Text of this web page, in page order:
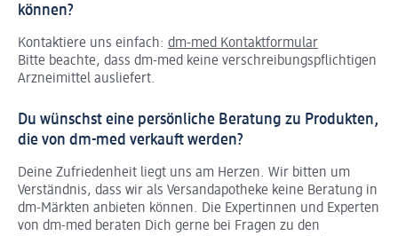
können?
Kontaktiere uns einfach: dm-med Kontaktformular
Bitte beachte, dass dm-med keine verschreibungspflichtigen
Arzneimittel ausliefert.
Du wünschst eine persönliche Beratung zu Produkten,
die von dm-med verkauft werden?
Deine Zufriedenheit liegt uns am Herzen. Wir bitten um
Verständnis, dass wir als Versandapotheke keine Beratung in
dm-Märkten anbieten können. Die Expertinnen und Experten
von dm-med beraten Dich gerne bei Fragen zu den